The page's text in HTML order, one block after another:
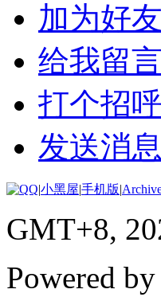
加为好友
给我留言
打个招呼
发送消息
|小黑屋|手机版|
GMT+8,
Powered by